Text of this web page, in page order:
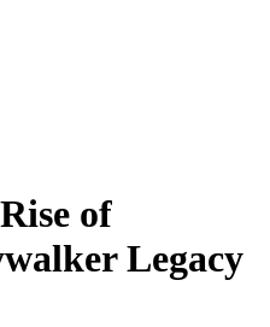
of
Legacy